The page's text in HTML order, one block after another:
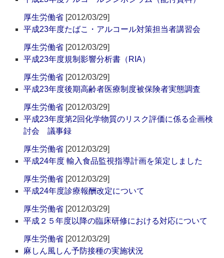
厚生労働省 [2012/03/29]
平成23年度たばこ・アルコール対策担当者講習会
厚生労働省 [2012/03/29]
平成23年度規制影響分析書（RIA）
厚生労働省 [2012/03/29]
平成23年度後期高齢者医療制度被保険者実態調査
厚生労働省 [2012/03/29]
平成23年度第2回化学物質のリスク評価に係る企画検
討会 議事録
厚生労働省 [2012/03/29]
平成24年度 輸入食品監視指導計画を策定しました
厚生労働省 [2012/03/29]
平成24年度診療報酬改定について
厚生労働省 [2012/03/29]
平成２５年度以降の臨床研修における対応について
厚生労働省 [2012/03/29]
麻しん風しん予防接種の実施状況